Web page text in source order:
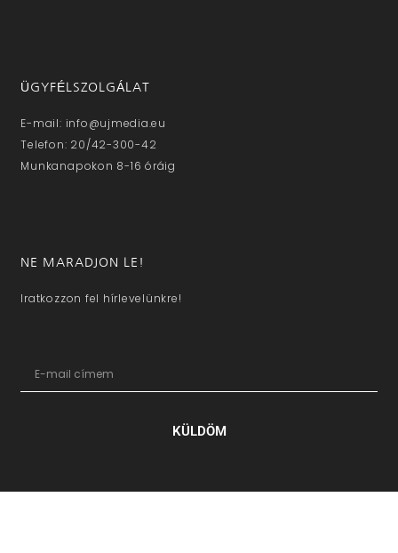
ÜGYFÉLSZOLGÁLAT
E-mail: info@ujmedia.eu
Telefon: 20/42-300-42
Munkanapokon 8-16 óráig
NE MARADJON LE!
Iratkozzon fel hírlevelünkre!
KÜLDÖM